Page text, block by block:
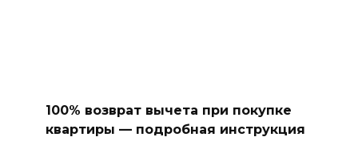
100% возврат вычета при покупке
квартиры — подробная инструкция